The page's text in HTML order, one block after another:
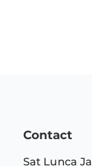
Contact
Sat Lunca